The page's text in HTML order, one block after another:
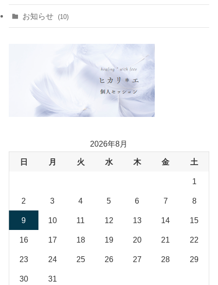
(1) (7)
(4)
(7)
(18)
お知らせ (10)
2026年8月
日 月 火 水 木 金 土
1
2 3 4 5 6 7 8
9 10 11 12 13 14 15
16 17 18 19 20 21 22
23 24 25 26 27 28 29
30 31